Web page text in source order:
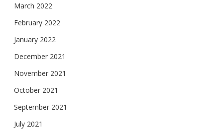
March 2022
February 2022
January 2022
December 2021
November 2021
October 2021
September 2021
July 2021